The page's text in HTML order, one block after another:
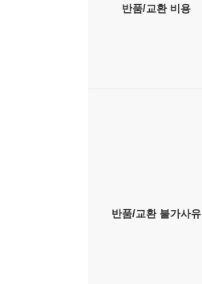
반품/교환 비용
반품/교환 불가사유